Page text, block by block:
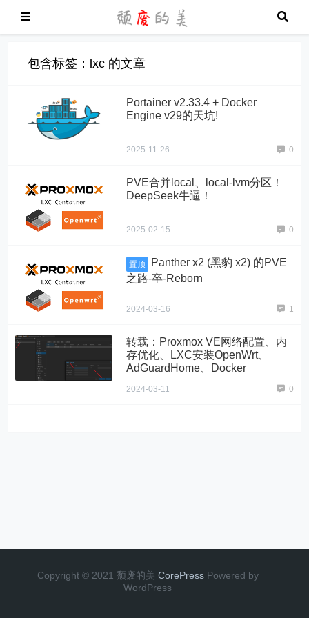
包含标签：lxc 的文章
Portainer v2.33.4 + Docker
Engine v29的天坑!
2025-11-26 0
PVE合并local、local-lvm分区！
DeepSeek牛逼！
2025-02-15 0
置顶
Panther x2 (黑豹 x2) 的PVE
之路-卒-Reborn
2024-03-16 1
转载：Proxmox VE网络配置、内
存优化、LXC安装OpenWrt、
AdGuardHome、Docker
2024-03-11 0
Copyright © 2021 颓废的美 CorePress Powered by
WordPress